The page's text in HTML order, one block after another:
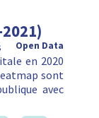
Open Data
en 2020
sont
avec